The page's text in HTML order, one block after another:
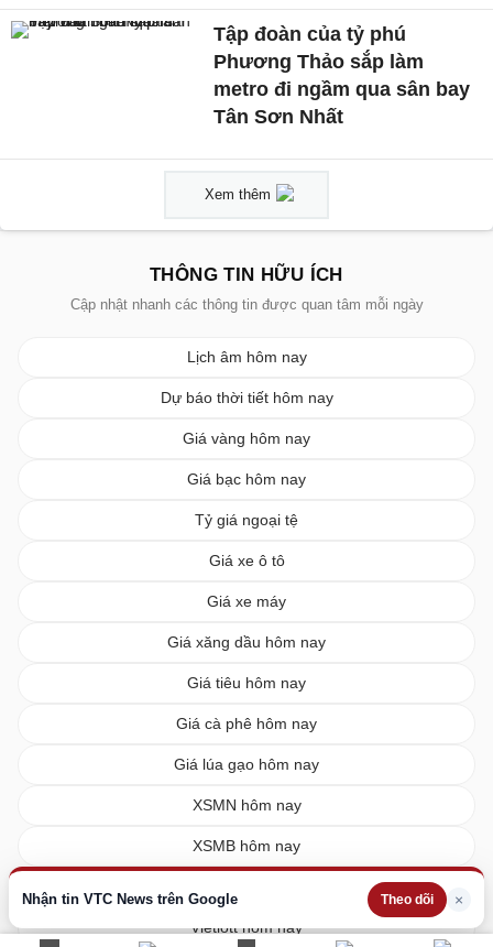
Nhận tin VTC News trên Google Theo dõi ×
Tập đoàn của tỷ phú
Phương Thảo sắp làm
metro đi ngầm qua sân bay
Tân Sơn Nhất
Xem thêm
THÔNG TIN HỮU ÍCH
Cập nhật nhanh các thông tin được quan tâm mỗi ngày
Lịch âm hôm nay
Dự báo thời tiết hôm nay
Giá vàng hôm nay
Giá bạc hôm nay
Tỷ giá ngoại tệ
Giá xe ô tô
Giá xe máy
Giá xăng dầu hôm nay
Giá tiêu hôm nay
Giá cà phê hôm nay
Giá lúa gạo hôm nay
XSMN hôm nay
XSMB hôm nay
Vietlott hôm nay